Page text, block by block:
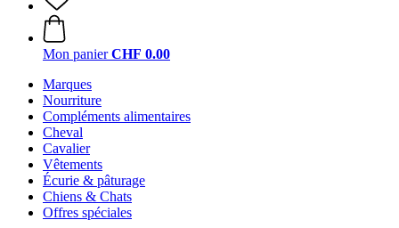
Mon panier CHF 0.00
Marques
Nourriture
Compléments alimentaires
Cheval
Cavalier
Vêtements
Écurie & pâturage
Chiens & Chats
Offres spéciales